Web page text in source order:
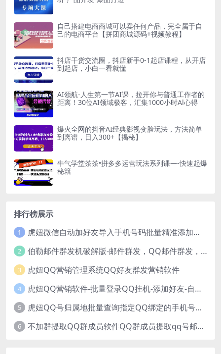
自己搭建电商商城可以卖任何产品，完全属于自
己的电商平台【拼团商城源码+视频教程】
抖店干货交流圈，抖店新手0-1起店课程，从开店
到起店，小白一看就懂
AI领航-人生第一节AI课，拉开你与普通工作者的
距离！30位AI领域极客，汇集1000小时Al心得
爆火全网的抖音AI经典影视变脸玩法，方法简单
到离谱，日入300+【揭秘】
牛气学堂茶茶•拼多多运营玩法系列课—-快速起爆
秘籍
排行榜展示
1 虎妞微信自动加好友导入手机号码批量精准添加客户售营销软件微商工具
2 伯勒邮件群发机破解版-邮件群发，QQ邮件群发，邮件群发软件，伯乐邮件群发工具，邮件群发器
3 虎妞QQ营销管理系统QQ好友群发营销软件
4 虎妞QQ营销软件-批量登录QQ挂机-添加好友-自动加群-群发消息-临时会话
5 虎妞QQ号归属地批量查询指定QQ绑定的手机号软件
6 不加群提取QQ群成员软件QQ群成员提取qq号邮箱软件